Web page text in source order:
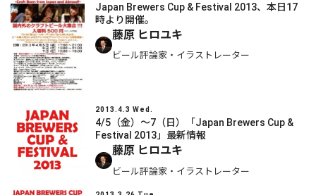
Japan Brewers Cup & Festival 2013、本日17
時より開催。
藤原 ヒロユキ
ビール評論家・イラストレーター
2013.4.3 Wed.
4/5（金）～7（日）「Japan Brewers Cup &
Festival 2013」最新情報
藤原 ヒロユキ
ビール評論家・イラストレーター